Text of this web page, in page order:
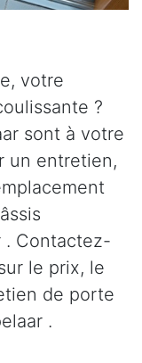
votre
?
sont à votre
un entretien,
. Contactez-
le prix, le
de porte
.